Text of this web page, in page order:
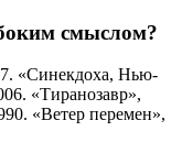
смыслом?
«Синекдоха, Нью-
«Тиранозавр»,
«Ветер перемен»,